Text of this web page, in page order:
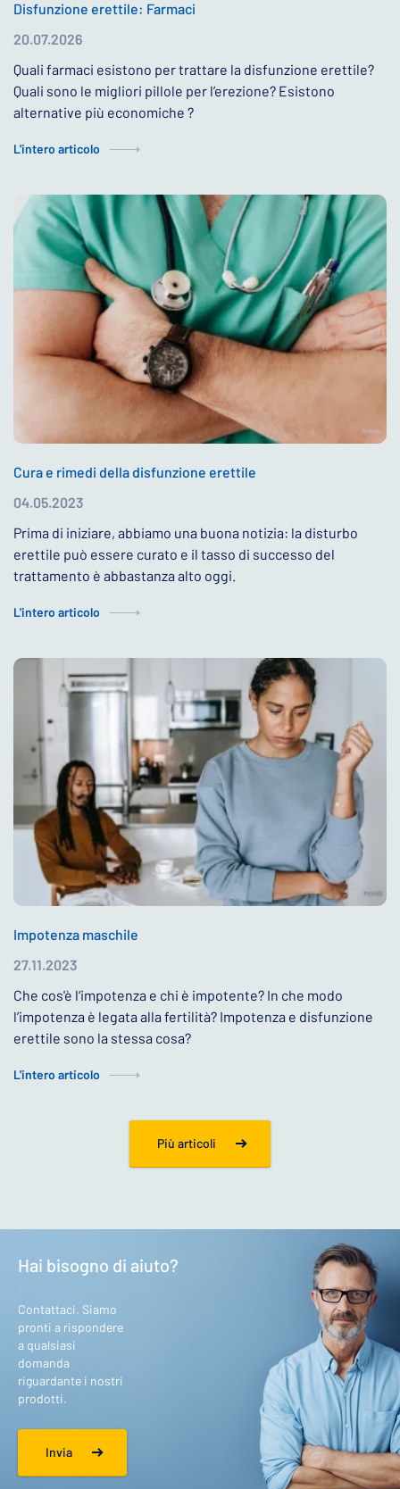
Disfunzione erettile: Farmaci
20.07.2026
Quali farmaci esistono per trattare la disfunzione erettile?
Quali sono le migliori pillole per l’erezione? Esistono
alternative più economiche ?
L'intero articolo
Cura e rimedi della disfunzione erettile
04.05.2023
Prima di iniziare, abbiamo una buona notizia: la disturbo
erettile può essere curato e il tasso di successo del
trattamento è abbastanza alto oggi.
L'intero articolo
Impotenza maschile
27.11.2023
Che cos'è l‘impotenza e chi è impotente? In che modo
l’impotenza è legata alla fertilità? Impotenza e disfunzione
erettile sono la stessa cosa?
L'intero articolo
Più articoli
Hai bisogno di aiuto?
Contattaci. Siamo
pronti a rispondere
a qualsiasi
domanda
riguardante i nostri
prodotti.
Invia